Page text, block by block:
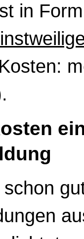
in Form